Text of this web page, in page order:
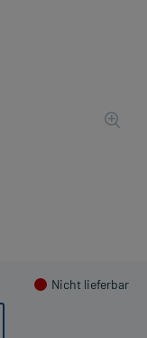
Nicht lieferbar